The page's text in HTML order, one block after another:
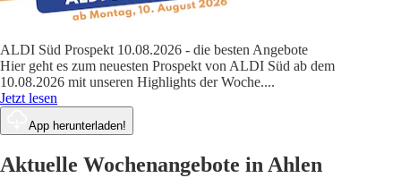
ALDI Süd Prospekt 10.08.2026 - die besten Angebote
Hier geht es zum neuesten Prospekt von ALDI Süd ab dem
10.08.2026 mit unseren Highlights der Woche....
Jetzt lesen
App herunterladen!
Aktuelle Wochenangebote in Ahlen